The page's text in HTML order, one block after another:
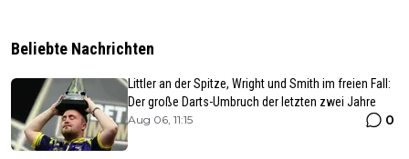
Beliebte Nachrichten
Littler an der Spitze, Wright und Smith im freien Fall:
Der große Darts-Umbruch der letzten zwei Jahre
Aug 06, 11:15 0